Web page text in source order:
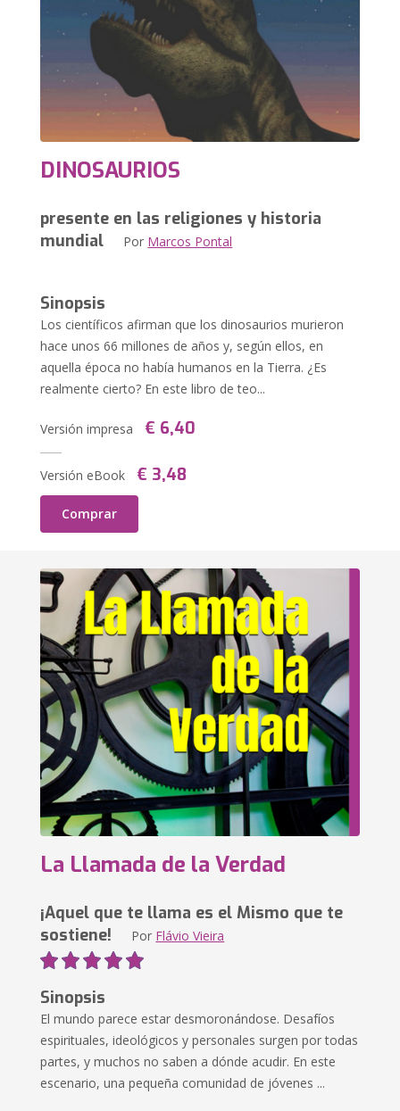
DINOSAURIOS
presente en las religiones y historia
mundial Por Marcos Pontal
Sinopsis
Los científicos afirman que los dinosaurios murieron
hace unos 66 millones de años y, según ellos, en
aquella época no había humanos en la Tierra. ¿Es
realmente cierto? En este libro de teo...
Versión impresa € 6,40
Versión eBook € 3,48
Comprar
La Llamada de la Verdad
¡Aquel que te llama es el Mismo que te
sostiene! Por Flávio Vieira
Sinopsis
El mundo parece estar desmoronándose. Desafíos
espirituales, ideológicos y personales surgen por todas
partes, y muchos no saben a dónde acudir. En este
escenario, una pequeña comunidad de jóvenes ...